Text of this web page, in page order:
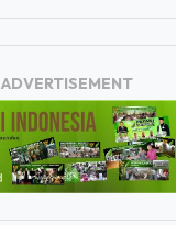
ADVERTISEMENT